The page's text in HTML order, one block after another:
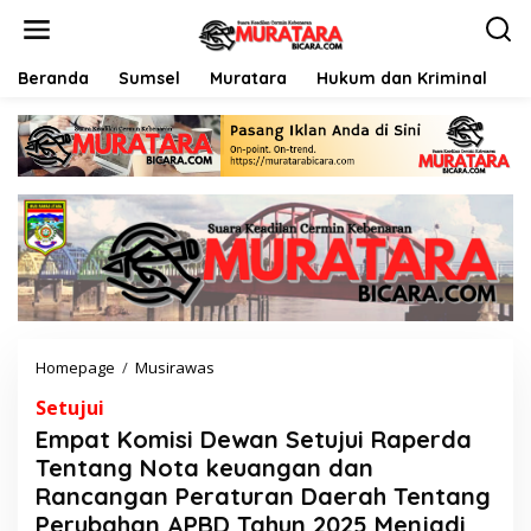
Beranda Sumsel Muratara Hukum dan Kriminal
Homepage / Musirawas
a
K
o
m
Setujui
Empat Komisi Dewan Setujui Raperda
Tentang Nota keuangan dan
Rancangan Peraturan Daerah Tentang
Perubahan APBD Tahun 2025 Menjadi